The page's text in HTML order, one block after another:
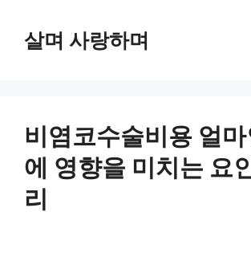
살며 사랑하며
비염코수술비용 얼
에 영향을 미치는 요
리